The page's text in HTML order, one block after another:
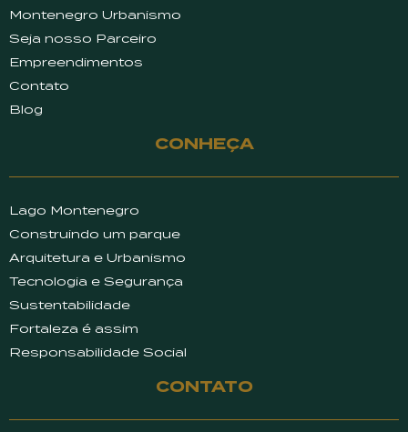
Montenegro Urbanismo
Seja nosso Parceiro
Empreendimentos
Contato
Blog
CONHEÇA
Lago Montenegro
Construindo um parque
Arquitetura e Urbanismo
Tecnologia e Segurança
Sustentabilidade
Fortaleza é assim
Responsabilidade Social
CONTATO